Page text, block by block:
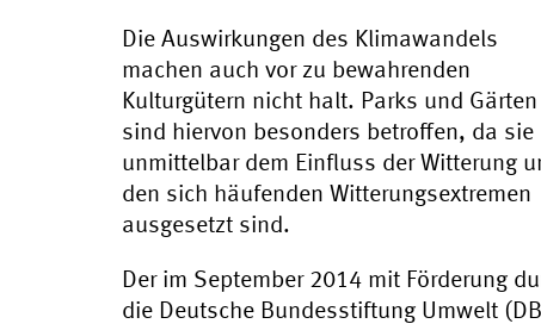
Die Auswirkungen des Klimawandels
machen auch vor zu bewahrenden
Kulturgütern nicht halt. Parks und Gärten
sind hiervon besonders betroffen, da sie
unmittelbar dem Einfluss der Witterung
den sich häufenden Witterungsextremen
ausgesetzt sind.
Der im September 2014 mit Förderung
die Deutsche Bundesstiftung Umwelt